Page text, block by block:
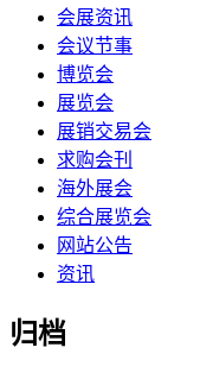
会展资讯
会议节事
博览会
展览会
展销交易会
求购会刊
海外展会
综合展览会
网站公告
资讯
归档